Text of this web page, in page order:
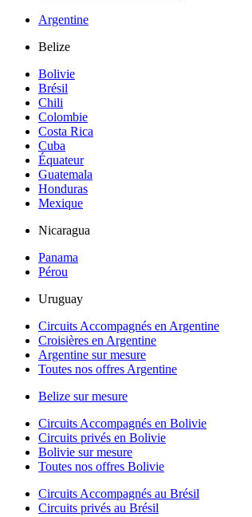
Argentine
Belize
Bolivie
Brésil
Chili
Colombie
Costa Rica
Cuba
Équateur
Guatemala
Honduras
Mexique
Nicaragua
Panama
Pérou
Uruguay
Circuits Accompagnés en Argentine
Croisières en Argentine
Argentine sur mesure
Toutes nos offres Argentine
Belize sur mesure
Circuits Accompagnés en Bolivie
Circuits privés en Bolivie
Bolivie sur mesure
Toutes nos offres Bolivie
Circuits Accompagnés au Brésil
Circuits privés au Brésil